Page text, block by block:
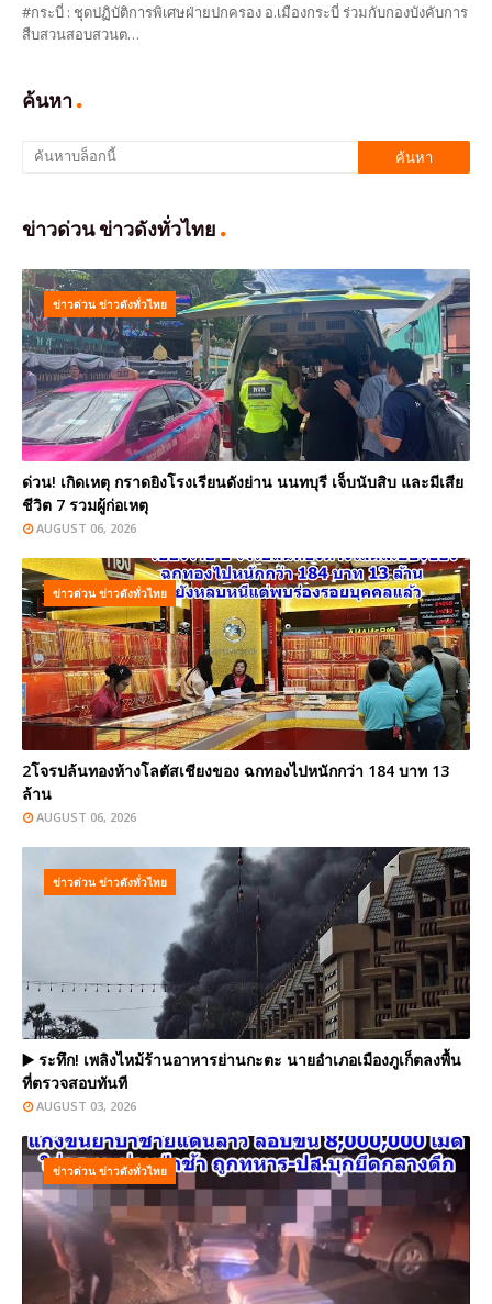
#กระบี่ : ชุดปฏิบัติการพิเศษฝ่ายปกครอง อ.เมืองกระบี่ ร่วมกับกองบังคับการ
สืบสวนสอบสวนต…
ค้นหา
ข่าวด่วน ข่าวดังทั่วไทย
ข่าวด่วน ข่าวดังทั่วไทย
ด่วน! เกิดเหตุ กราดยิงโรงเรียนดังย่าน นนทบุรี เจ็บนับสิบ และมีเสีย
ชีวิต 7 รวมผู้ก่อเหตุ
AUGUST 06, 2026
ข่าวด่วน ข่าวดังทั่วไทย
2โจรปล้นทองห้างโลตัสเชียงของ ฉกทองไปหนักกว่า 184 บาท 13
ล้าน
AUGUST 06, 2026
ข่าวด่วน ข่าวดังทั่วไทย
▶️ ระทึก! เพลิงไหม้ร้านอาหารย่านกะตะ นายอำเภอเมืองภูเก็ตลงพื้น
ที่ตรวจสอบทันที
AUGUST 03, 2026
ข่าวด่วน ข่าวดังทั่วไทย